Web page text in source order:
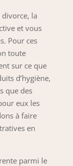
la
et vous
Pour ces
toute
sur ce que
d’hygiène,
que des
eux les
à faire
en
parmi le